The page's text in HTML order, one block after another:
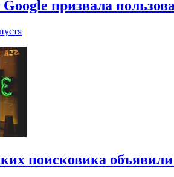
призвала
поисковика